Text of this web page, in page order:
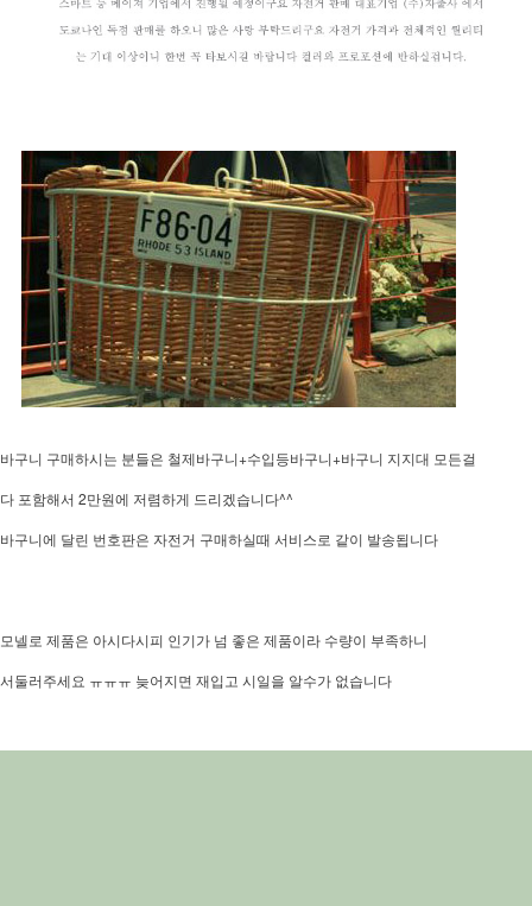
바구니 구매하시는 분들은 철제바구니+수입등바구니+바구니 지지대 모든걸
다 포함해서 2만원에 저렴하게 드리겠습니다^^
바구니에 달린 번호판은 자전거 구매하실때 서비스로 같이 발송됩니다
모넬로 제품은 아시다시피 인기가 넘 좋은 제품이라 수량이 부족하니
서둘러주세요 ㅠㅠㅠ 늦어지면 재입고 시일을 알수가 없습니다